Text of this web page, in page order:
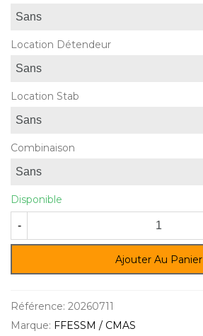
Location Détendeur
Location Stab
Combinaison
Disponible
-
Ajouter Au Panier
Référence: 20260711
Marque: FFESSM / CMAS